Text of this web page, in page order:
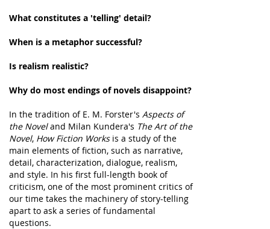
What constitutes a 'telling' detail?
When is a metaphor successful?
Is realism realistic?
Why do most endings of novels disappoint?
In the tradition of E. M. Forster's Aspects of
the Noveland Milan Kundera's The Art of the
Novel, How Fiction Works is a study of the
main elements of fiction, such as narrative,
detail, characterization, dialogue, realism,
and style. In his first full-length book of
criticism, one of the most prominent critics of
our time takes the machinery of story-telling
apart to ask a series of fundamental
questions.